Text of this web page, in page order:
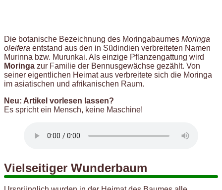
Die botanische Bezeichnung des Moringabaumes Moringa
oleifera entstand aus den in Südindien verbreiteten Namen
Murinna bzw. Murunkai. Als einzige Pflanzengattung wird
Moringa zur Familie der Bennusgewächse gezählt. Von
seiner eigentlichen Heimat aus verbreitete sich die Moringa
im asiatischen und afrikanischen Raum.
Neu: Artikel vorlesen lassen?
Es spricht ein Mensch, keine Maschine!
Vielseitiger Wunderbaum